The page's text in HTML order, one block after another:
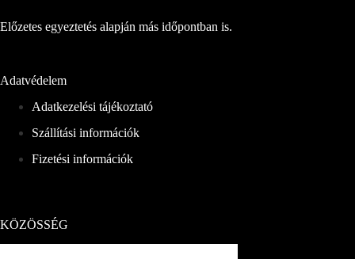
Előzetes egyeztetés alapján más időpontban is.
Adatvédelem
Adatkezelési tájékoztató
Szállítási információk
Fizetési információk
KÖZÖSSÉG